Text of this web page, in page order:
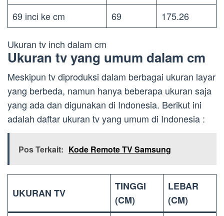
69 inci ke cm
69 175.26
Ukuran tv inch dalam cm
Ukuran tv yang umum dalam cm
Meskipun tv diproduksi dalam berbagai ukuran layar
yang berbeda, namun hanya beberapa ukuran saja
yang ada dan digunakan di Indonesia. Berikut ini
adalah daftar ukuran tv yang umum di Indonesia :
Pos Terkait: Kode Remote TV Samsung
UKURAN TV
TINGGI
(CM)
LEBAR
(CM)